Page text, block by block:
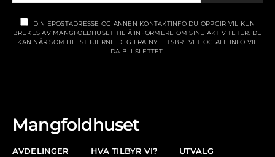
DIN EPOSTADRESSE OG ANNEN KONTAKTINFO DU OPPGIR VIL KUN
BRUKES AV MANGFOLDHUSET TIL Å INFORMERE OM SINE AKTIVITETER. DU
KAN NÅR SOM HELST FJERNE DEG FRA NYHETSBREVET OG ALL INFO VIL
DA BLI SLETTET.
Mangfoldhuset
AVDELINGER HVA TILBYR VI? UTVALG